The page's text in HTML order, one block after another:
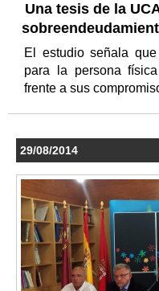
Una tesis de la
El estudio señala
para la persona
frente a sus
29/08/2014